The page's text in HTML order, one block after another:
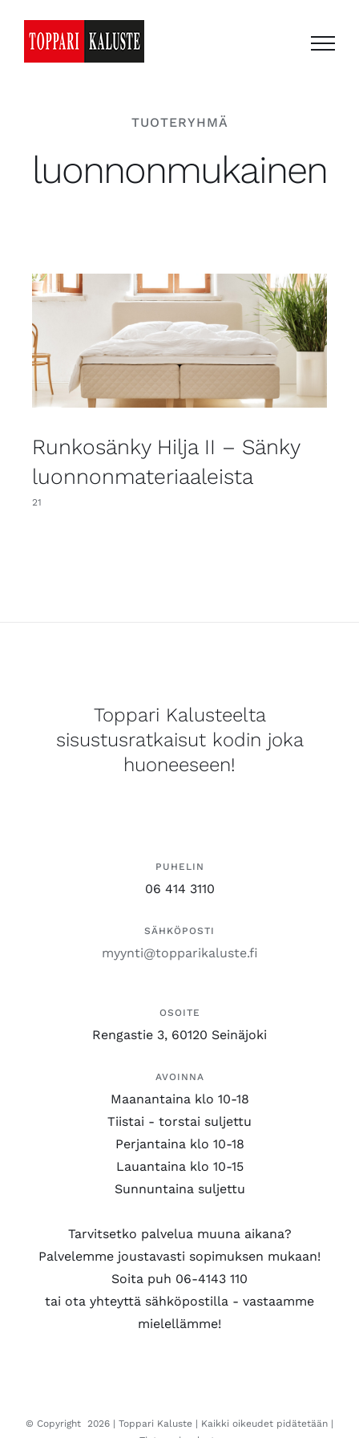
content
TUOTERYHMÄ
luonnonmukainen
Runkosänky Hilja II – Sänky
luonnonmateriaaleista
21
Toppari Kalusteelta
sisustusratkaisut kodin joka
huoneeseen!
PUHELIN
06 414 3110
SÄHKÖPOSTI
myynti@topparikaluste.fi
OSOITE
Rengastie 3, 60120 Seinäjoki
AVOINNA
Maanantaina klo 10-18
Tiistai - torstai suljettu
Perjantaina klo 10-18
Lauantaina klo 10-15
Sunnuntaina suljettu
Tarvitsetko palvelua muuna aikana?
Palvelemme joustavasti sopimuksen mukaan!
Soita puh 06-4143 110
tai ota yhteyttä sähköpostilla - vastaamme
mielellämme!
© Copyright 2026 | Toppari Kaluste | Kaikki oikeudet pidätetään |